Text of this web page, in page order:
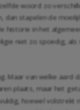
woord zo
stapelen de
historie in het
niet zo spoedig,
van welke aard
plaats, maar het
hoewel volstrekt